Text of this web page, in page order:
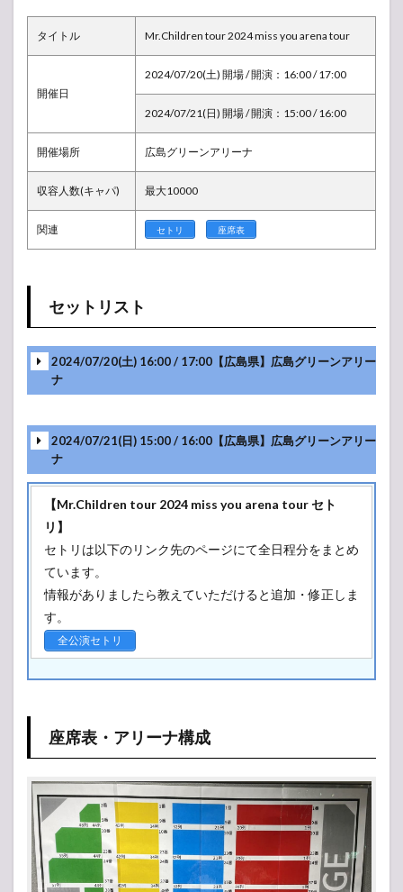
ト】
人気
所
タイトル Mr.Children tour 2024 miss you arena tour
開催日
2024/07/20(土) 開場 / 開演：16:00 / 17:00
2024/07/21(日) 開場 / 開演：15:00 / 16:00
開催場所 広島グリーンアリーナ
収容人数(キャパ) 最大10000
関連 セトリ 座席表
セットリスト
2024/07/20(土) 16:00 / 17:00【広島県】広島グリーンアリー
ナ
MC
MC
2024/07/21(日) 15:00 / 16:00【広島県】広島グリーンアリー
ナ
【Mr.Children tour 2024 miss you arena tour セト
リ】
セトリは以下のリンク先のページにて全日程分をまとめ
ています。
情報がありましたら教えていただけると追加・修正しま
す。
全公演セトリ
座席表・アリーナ構成